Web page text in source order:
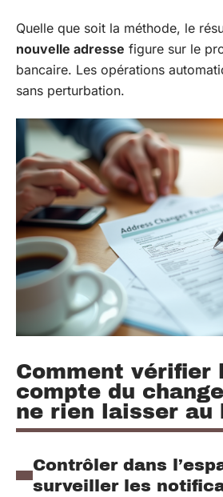
Quelle que soit la méthode, le
nouvelle adresse figure sur le
bancaire. Les opérations
sans perturbation.
Comment vérifier
compte du
ne rien laisser au
Contrôler dans
surveiller les